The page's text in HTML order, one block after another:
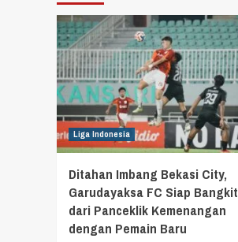
Liga Indonesia
Ditahan Imbang Bekasi City,
Garudayaksa FC Siap Bangkit
dari Panceklik Kemenangan
dengan Pemain Baru